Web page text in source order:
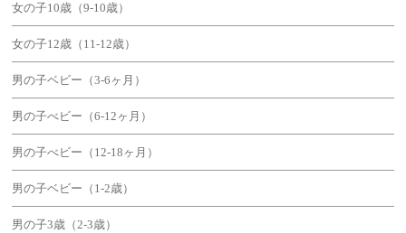
女の子10歳（9-10歳）
女の子12歳（11-12歳）
男の子ベビー（3-6ヶ月）
男の子べビー（6-12ヶ月）
男の子べビー（12-18ヶ月）
男の子ベビー（1-2歳）
男の子3歳（2-3歳）